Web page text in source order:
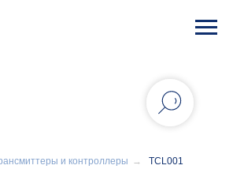
и контроллеры → TCL001